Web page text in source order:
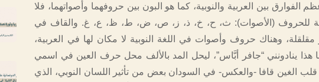
بين العربية والنوبية، كما هو البون بين حروفهما وأصواتهما، فلا
للحروف (الأصوات): ث، ح، خ، ذ، ز، ص، ض، ط، ظ، ع، غ. والقاف في
مقلقلة، وهناك حروف وأصوات في اللغة النوبية لا مكان لها في العربية،
هذا ينادونني “جافر أبَّاس”، ليحل المد بالألف محل حرف العين في اسمي
الغين قافا -والعكس- في السودان بعض من تأثير اللسان النوبي، الذي